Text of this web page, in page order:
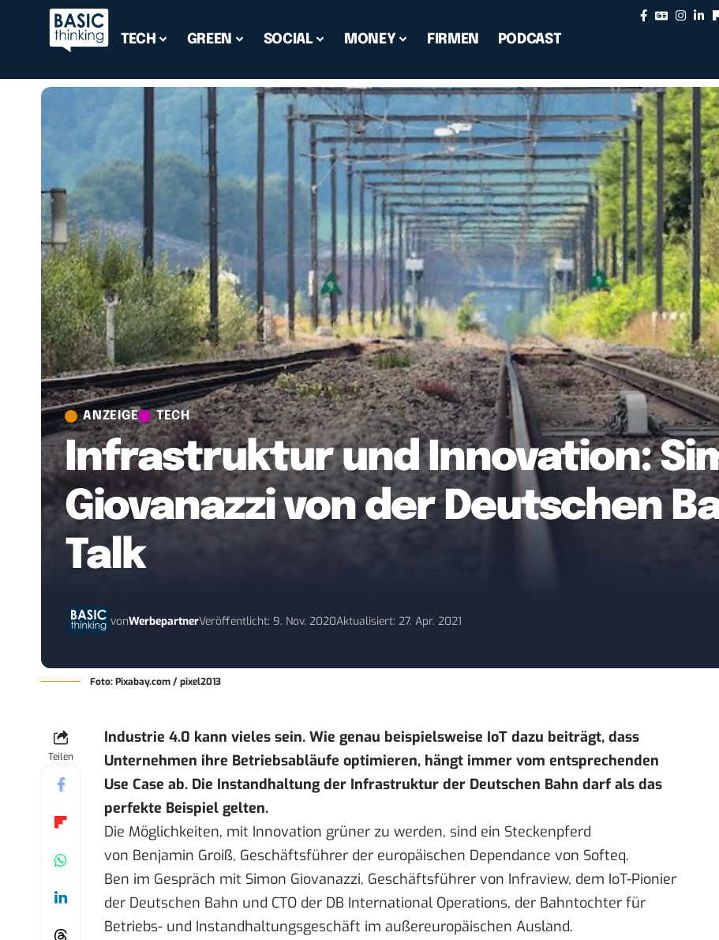
TECH GREEN SOCIAL MONEY FIRMEN PODCAST
ANZEIGE TECH
Infrastruktur und Innovation:
Giovanazzi von der Deutschen
Talk
vonWerbepartnerVeröffentlicht: 9. Nov. 2020Aktualisiert: 27. Apr. 2021
Foto: Pixabay.com / pixel2013
Teilen
Industrie 4.0 kann vieles sein. Wie genau beispielsweise IoT dazu beiträgt, dass
Unternehmen ihre Betriebsabläufe optimieren, hängt immer vom entsprechenden
Use Case ab. Die Instandhaltung der Infrastruktur der Deutschen Bahn darf als das
perfekte Beispiel gelten.
Die Möglichkeiten, mit Innovation grüner zu werden, sind ein Steckenpferd
von Benjamin Groiß, Geschäftsführer der europäischen Dependance von Softeq.
Ben im Gespräch mit Simon Giovanazzi, Geschäftsführer von Infraview, dem IoT-Pionier
der Deutschen Bahn und CTO der DB International Operations, der Bahntochter für
Betriebs- und Instandhaltungsgeschäft im außereuropäischen Ausland.